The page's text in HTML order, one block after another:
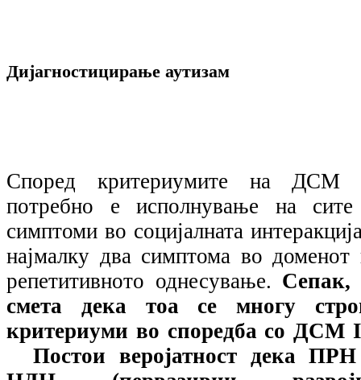
Дијагностицирање аутизам
Според критериумите на ДСМ
потребно е исполнување на
симптоми во социјалната
најмалку два симптома во доменот
репетитивното однесување. Сепак,
смета дека тоа се многу
критериуми во споредба со ДСМ
Постои веројатност дека